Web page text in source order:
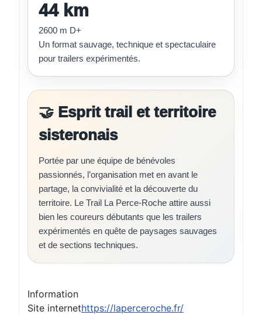
44 km
2600 m D+
Un format sauvage, technique et spectaculaire
pour trailers expérimentés.
🤝 Esprit trail et territoire
sisteronais
Portée par une équipe de bénévoles
passionnés, l’organisation met en avant le
partage, la convivialité et la découverte du
territoire. Le Trail La Perce-Roche attire aussi
bien les coureurs débutants que les trailers
expérimentés en quête de paysages sauvages
et de sections techniques.
Information
Site internethttps://laperceroche.fr/